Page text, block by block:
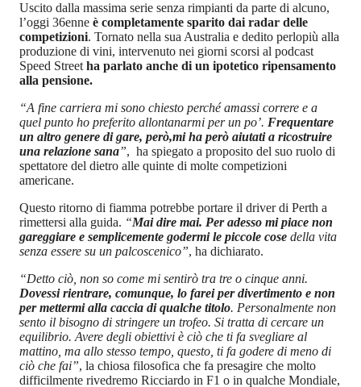
Uscito dalla massima serie senza rimpianti da parte di alcuno,
l’oggi 36enne è completamente sparito dai radar delle
competizioni. Tornato nella sua Australia e dedito perlopiù alla
produzione di vini, intervenuto nei giorni scorsi al podcast
Speed Street ha parlato anche di un ipotetico ripensamento
alla pensione.
“A fine carriera mi sono chiesto perché amassi correre e a
quel punto ho preferito allontanarmi per un po’. Frequentare
un altro genere di gare, però,mi ha però aiutati a ricostruire
una relazione sana”, ha spiegato a proposito del suo ruolo di
spettatore del dietro alle quinte di molte competizioni
americane.
Questo ritorno di fiamma potrebbe portare il driver di Perth a
rimettersi alla guida. “Mai dire mai. Per adesso mi piace non
gareggiare e semplicemente godermi le piccole cose della vita
senza essere su un palcoscenico”, ha dichiarato.
“Detto ciò, non so come mi sentirò tra tre o cinque anni.
Dovessi rientrare, comunque, lo farei per divertimento e non
per mettermi alla caccia di qualche titolo. Personalmente non
sento il bisogno di stringere un trofeo. Si tratta di cercare un
equilibrio. Avere degli obiettivi è ciò che ti fa svegliare al
mattino, ma allo stesso tempo, questo, ti fa godere di meno di
ciò che fai”, la chiosa filosofica che fa presagire che molto
difficilmente rivedremo Ricciardo in F1 o in qualche Mondiale,